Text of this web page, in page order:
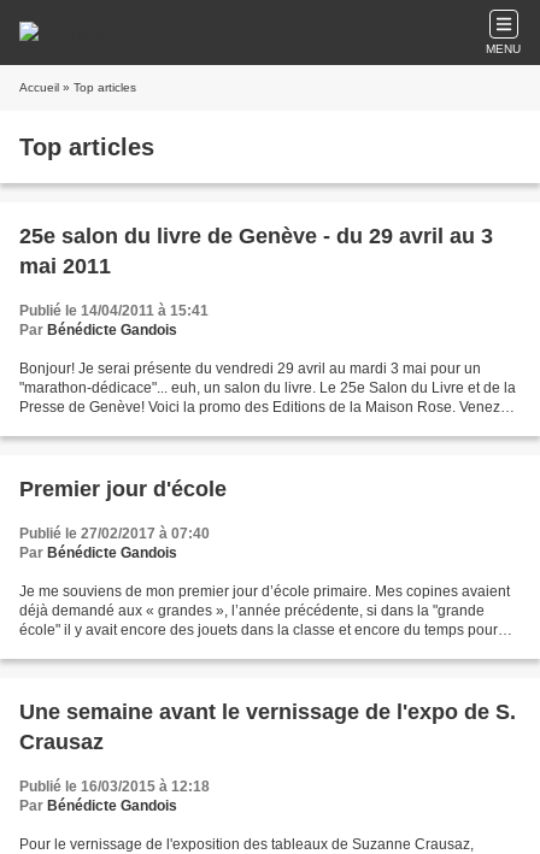
MENU
Accueil » Top articles
Top articles
25e salon du livre de Genève - du 29 avril au 3
mai 2011
Publié le 14/04/2011 à 15:41
Par Bénédicte Gandois
Bonjour! Je serai présente du vendredi 29 avril au mardi 3 mai pour un
"marathon-dédicace"... euh, un salon du livre. Le 25e Salon du Livre et de la
Presse de Genève! Voici la promo des Editions de la Maison Rose. Venez
Premier jour d'école
Publié le 27/02/2017 à 07:40
Par Bénédicte Gandois
Je me souviens de mon premier jour d’école primaire. Mes copines avaient
déjà demandé aux « grandes », l’année précédente, si dans la "grande
école" il y avait encore des jouets dans la classe et encore du temps pour
Une semaine avant le vernissage de l'expo de S.
Crausaz
Publié le 16/03/2015 à 12:18
Par Bénédicte Gandois
Pour le vernissage de l'exposition des tableaux de Suzanne Crausaz,